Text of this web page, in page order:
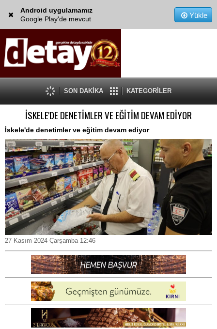
Android uygulamamız
Google Play'de mevcut
Yükle
SON DAKİKA KATEGORİLER
İSKELE'DE DENETİMLER VE EĞİTİM DEVAM EDİYOR
İskele'de denetimler ve eğitim devam ediyor
27 Kasım 2024 Çarşamba 12:46